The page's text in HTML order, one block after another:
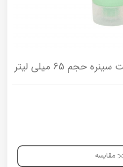
65 میلی لیتر
مقایسه